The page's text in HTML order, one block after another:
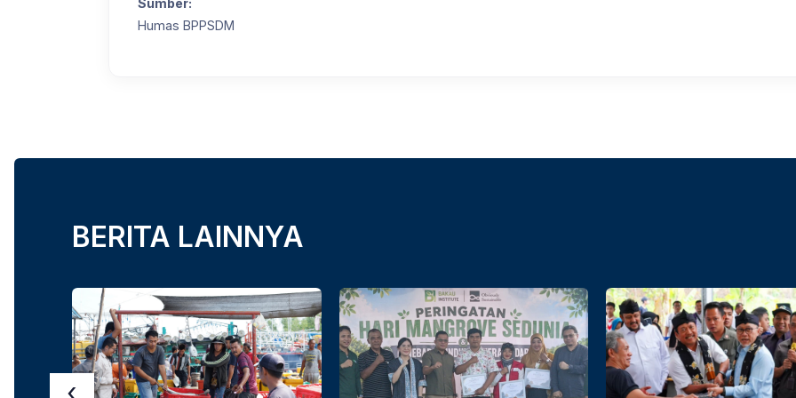
Humas BPPSDM
BERITA LAINNYA